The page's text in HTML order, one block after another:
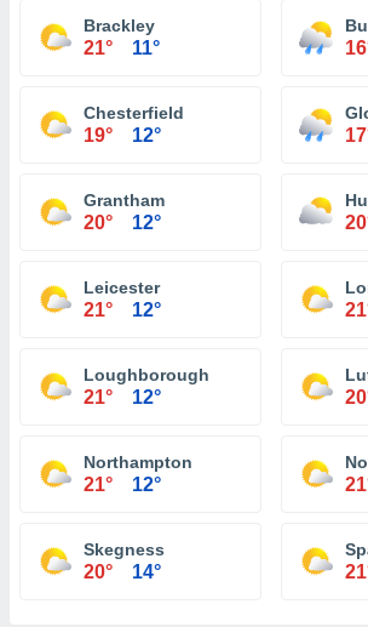
Brackley
21° 11°
Chesterfield
19° 12°
Grantham
20° 12°
Leicester
21° 12°
Loughborough
21° 12°
Northampton
21° 12°
Skegness
20° 14°